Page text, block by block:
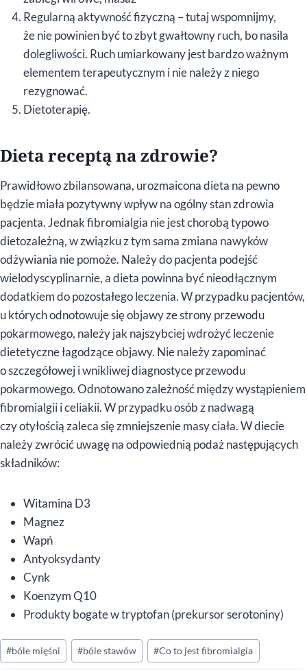
Regularną aktywność fizyczną – tutaj wspomnijmy,
że nie powinien być to zbyt gwałtowny ruch, bo nasila
dolegliwości. Ruch umiarkowany jest bardzo ważnym
elementem terapeutycznym i nie należy z niego
rezygnować.
Dietoterapię.
Dieta receptą na zdrowie?
Prawidłowo zbilansowana, urozmaicona dieta na pewno
będzie miała pozytywny wpływ na ogólny stan zdrowia
pacjenta. Jednak fibromialgia nie jest chorobą typowo
dietozależną, w związku z tym sama zmiana nawyków
odżywiania nie pomoże. Należy do pacjenta podejść
wielodyscyplinarnie, a dieta powinna być nieodłącznym
dodatkiem do pozostałego leczenia. W przypadku pacjentów,
u których odnotowuje się objawy ze strony przewodu
pokarmowego, należy jak najszybciej wdrożyć leczenie
dietetyczne łagodzące objawy. Nie należy zapominać
o szczegółowej i wnikliwej diagnostyce przewodu
pokarmowego. Odnotowano zależność między wystąpieniem
fibromialgii i celiakii. W przypadku osób z nadwagą
czy otyłością zaleca się zmniejszenie masy ciała. W diecie
należy zwrócić uwagę na odpowiednią podaż następujących
składników:
Witamina D3
Magnez
Wapń
Antyoksydanty
Cynk
Koenzym Q10
Produkty bogate w tryptofan (prekursor serotoniny)
Tagi
wpisu:
#bóle mięśni #bóle stawów #Co to jest fibromialgia